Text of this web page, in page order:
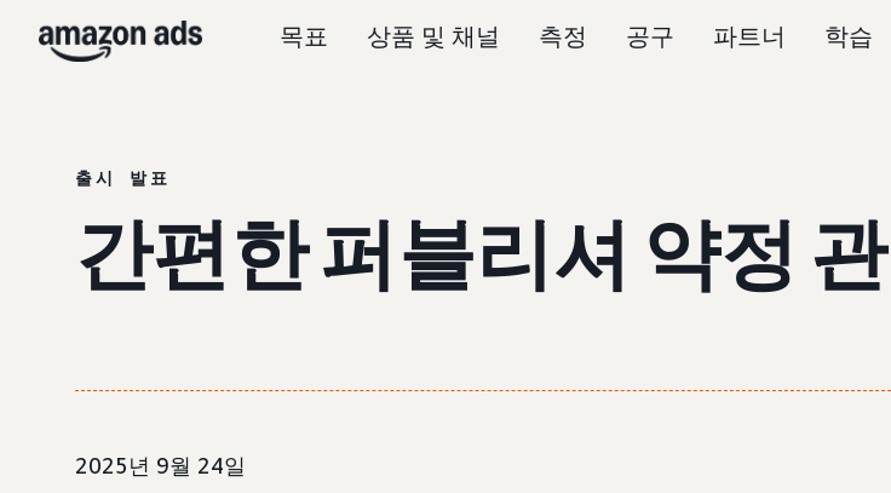
목표 상품 및 채널 측정 공구 파트너 학습
출시 발표
간편한 퍼블리셔 약정
2025년 9월 24일